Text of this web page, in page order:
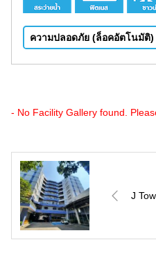
ความปลอดภัย (ล็อคอัตโนมัติ)
- No Facility Gallery found.
J